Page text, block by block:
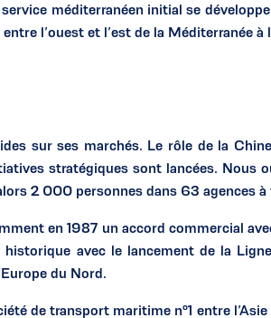
méditerranéen initial se
l’ouest et l’est de la Méditerranée à
sur ses marchés. Le rôle de la
stratégiques sont lancées. Nous
2 000 personnes dans 63 agences à
en 1987 un accord commercial
avec le lancement de la
du Nord.
de transport maritime n°1 entre